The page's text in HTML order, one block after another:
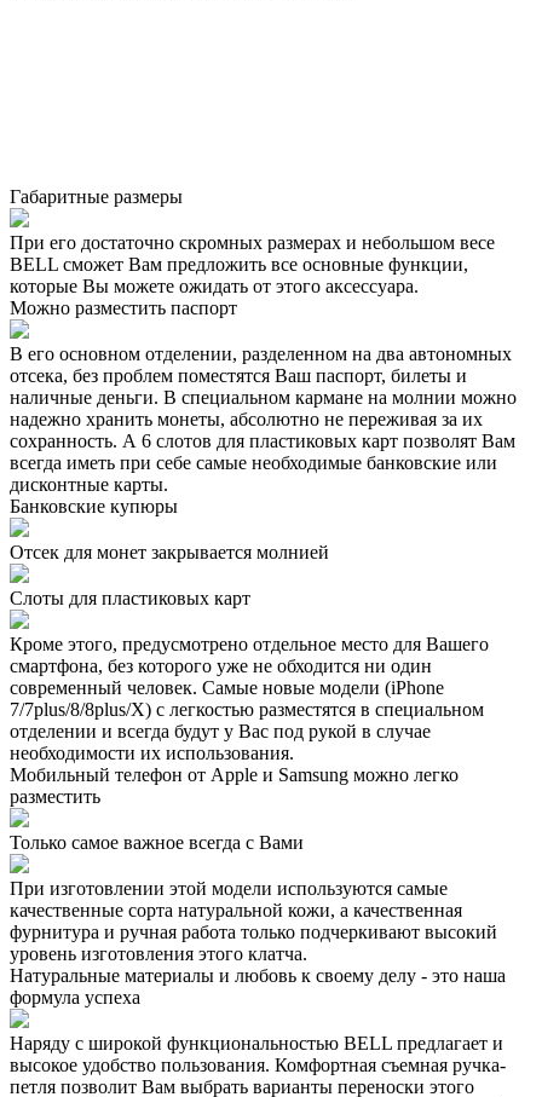
Габаритные размеры
При его достаточно скромных размерах и небольшом весе
BELL сможет Вам предложить все основные функции,
которые Вы можете ожидать от этого аксессуара.
Можно разместить паспорт
В его основном отделении, разделенном на два автономных
отсека, без проблем поместятся Ваш паспорт, билеты и
наличные деньги. В специальном кармане на молнии можно
надежно хранить монеты, абсолютно не переживая за их
сохранность. А 6 слотов для пластиковых карт позволят Вам
всегда иметь при себе самые необходимые банковские или
дисконтные карты.
Банковские купюры
Отсек для монет закрывается молнией
Слоты для пластиковых карт
Кроме этого, предусмотрено отдельное место для Вашего
смартфона, без которого уже не обходится ни один
современный человек. Самые новые модели (iPhone
7/7plus/8/8plus/X) с легкостью разместятся в специальном
отделении и всегда будут у Вас под рукой в случае
необходимости их использования.
Мобильный телефон от Apple и Samsung можно легко
разместить
Только самое важное всегда с Вами
При изготовлении этой модели используются самые
качественные сорта натуральной кожи, а качественная
фурнитура и ручная работа только подчеркивают высокий
уровень изготовления этого клатча.
Натуральные материалы и любовь к своему делу - это наша
формула успеха
Наряду с широкой функциональностью BELL предлагает и
высокое удобство пользования. Комфортная съемная ручка-
петля позволит Вам выбрать варианты переноски этого